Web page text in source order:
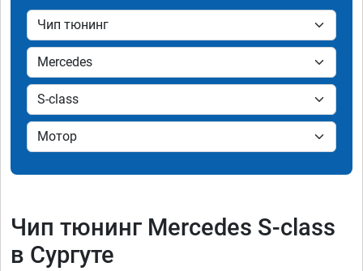
Чип тюнинг Mercedes S-class
в Сургуте